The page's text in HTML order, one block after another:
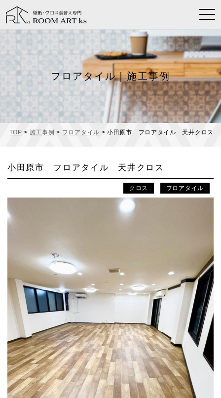
t
g
g
e
n
a
v
i
g
フロアタイル｜施工事例
TOP > 施工事例 > フロアタイル >小田原市 フロアタイル 天井クロス
小田原市 フロアタイル 天井クロス
クロス フロアタイル